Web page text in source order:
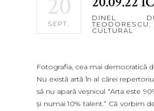
20
SEPT.
DINEL
TEODORESCU ,
CULTURAL
Fotografia, cea mai democratică
Nu există artă în al cărei
să nu apară veşnicul “Arta este
şi numai 10% talent.” Că vorbim